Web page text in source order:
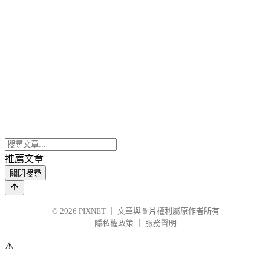
推薦文章
關閉搜尋
© 2026 PIXNET
文章與圖片權利屬原作者所有
隱私權政策
服務聲明
⚠️